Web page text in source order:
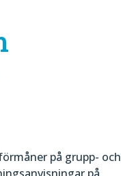
på grupp- och